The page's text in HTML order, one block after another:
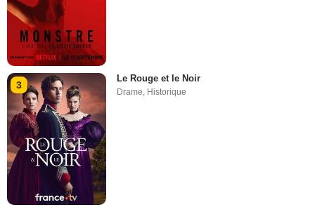
3
Le Rouge et le Noir
Drame, Historique